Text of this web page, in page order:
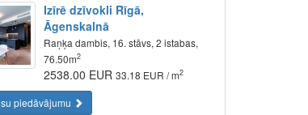
Izīrē dzīvokli Rīgā,
Āgenskalnā
Raņķa dambis, 16. stāvs, 2 istabas,
76.50m2
2538.00 EUR33.18 EUR / m2
piedāvājumu